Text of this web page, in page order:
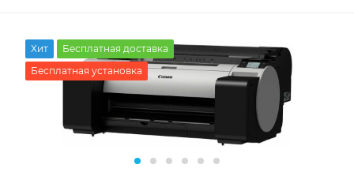
Хит
Бесплатная доставка
Бесплатная установка